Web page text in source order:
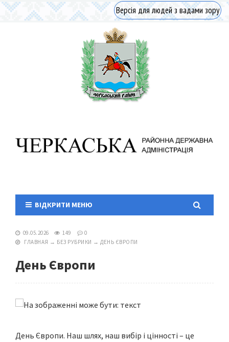
Версія для людей з вадами зору
ВІДКРИТИ МЕНЮ
09.05.2026 149
0
ГЛАВНАЯ → БЕЗ РУБРИКИ → ДЕНЬ ЄВРОПИ
День Європи
День Європи. Наш шлях, наш вибір і цінності – це